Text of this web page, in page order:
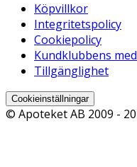
Köpvillkor
Integritetspolicy
Cookiepolicy
Kundklubbens
Tillgänglighet
Cookieinställningar
© Apoteket AB 2009 -